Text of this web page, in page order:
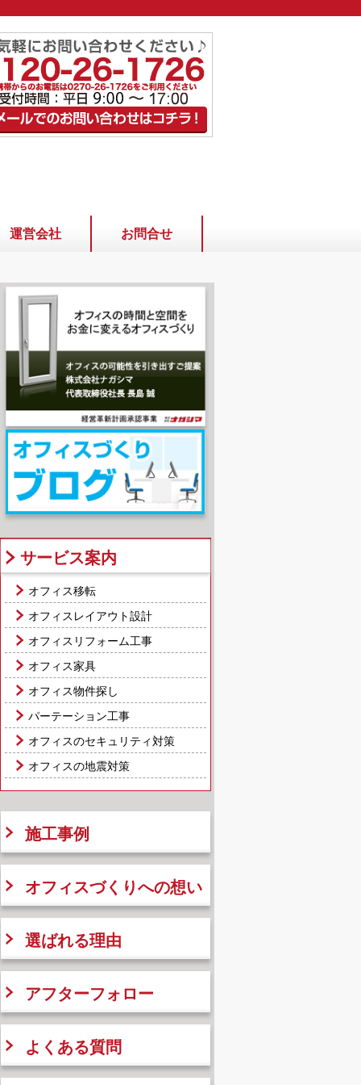
運営会社 お問合せ
サービス案内
オフィス移転
オフィスレイアウト設計
オフィスリフォーム工事
オフィス家具
オフィス物件探し
パーテーション工事
オフィスのセキュリティ対策
オフィスの地震対策
施工事例
オフィスづくりへの想い
選ばれる理由
アフターフォロー
よくある質問